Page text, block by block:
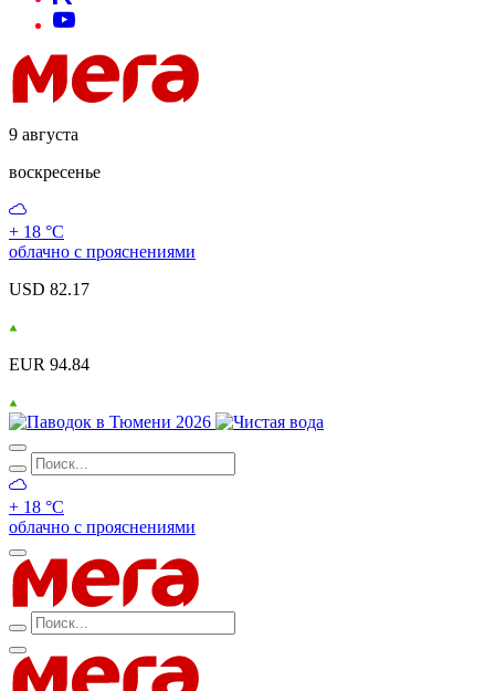
9 августа
воскресенье
+ 18 °С
облачно с прояснениями
USD 82.17
EUR 94.84
+ 18 °С
облачно с прояснениями